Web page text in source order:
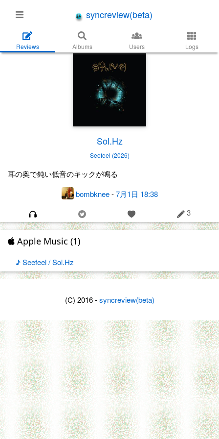
syncreview(beta)
Reviews Albums Users Logs
Sol.Hz
Seefeel (2026)
耳の奥で鈍い低音のキックが鳴る
bombknee-7月1日 18:38
3
Apple Music (1)
♪ Seefeel / Sol.Hz
(C) 2016 -syncreview(beta)